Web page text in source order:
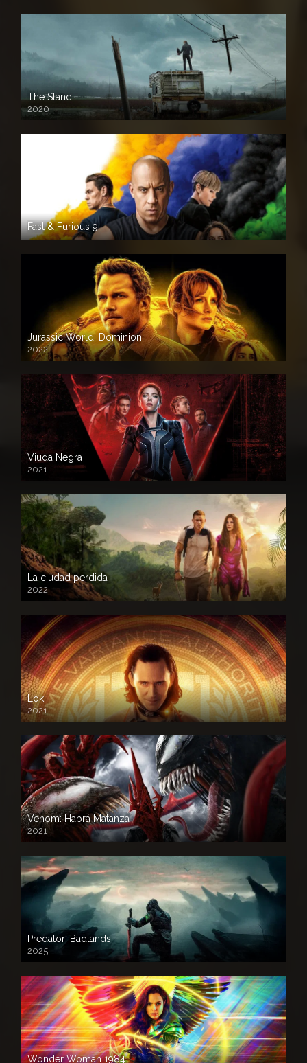
The Stand
2020
Fast & Furious 9
Jurassic World: Dominion
2022
Viuda Negra
2021
La ciudad perdida
2022
Loki
2021
Venom: Habrá Matanza
2021
Predator: Badlands
2025
Wonder Woman 1984